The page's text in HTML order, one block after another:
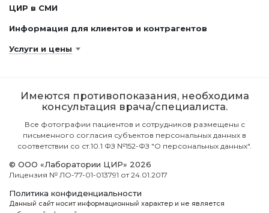
ЦИР в СМИ
Информация для клиентов и контрагентов
Услуги и цены
Имеются противопоказания, необходима
консультация врача/специалиста.
Все фотографии пациентов и сотрудников размещены с
письменного согласия субъектов персональных данных в
соответствии со ст.10.1 ФЗ №152-ФЗ "О персональных данных".
© ООО «Лаборатории ЦИР» 2026
Лицензия № ЛО-77-01-013791 от 24.01.2017
Политика конфиденциальности
Данный сайт носит информационный характер и не является